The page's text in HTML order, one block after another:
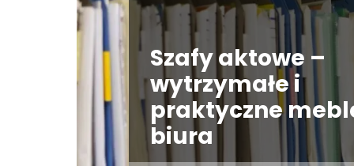
Szafy aktowe –
wytrzymałe i
praktyczne
biura